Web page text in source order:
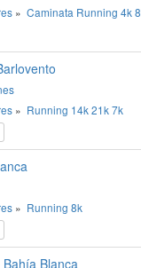
» Caminata Running 4k
» Running 14k21k7k
» Running 8k
Blanca